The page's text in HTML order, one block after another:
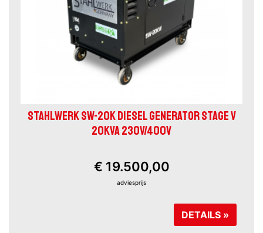
STAHLWERK SW-20K DIESEL GENERATOR STAGE V
20KVA 230V/400V
€ 19.500,00
adviesprijs
DETAILS »